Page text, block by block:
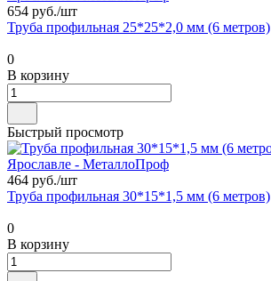
654 руб./шт
Труба профильная 25*25*2,0 мм (6 метров)
0
В корзину
Быстрый просмотр
464 руб./шт
Труба профильная 30*15*1,5 мм (6 метров)
0
В корзину